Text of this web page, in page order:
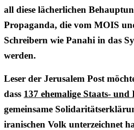
all diese lächerlichen
Propaganda, die vom MOIS
Schreibern wie Panahi in das
werden.
Leser der Jerusalem Post
dass 137 ehemalige Staats- und
gemeinsame
iranischen Volk unterzeichnet